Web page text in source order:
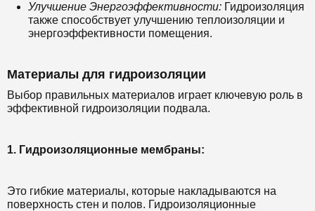
Улучшение Энергоэффективности: Гидроизоляция
также способствует улучшению теплоизоляции и
энергоэффективности помещения.
Материалы для гидроизоляции
Выбор правильных материалов играет ключевую роль в
эффективной гидроизоляции подвала.
1. Гидроизоляционные мембраны:
Это гибкие материалы, которые накладываются на
поверхность стен и полов. Гидроизоляционные